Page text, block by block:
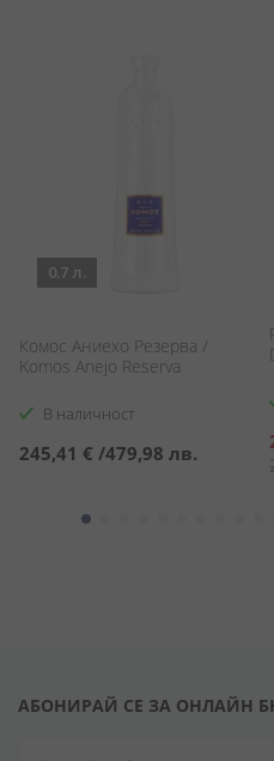
0.7 л.
Комос Аниехо Резерва /
Komos Anejo Reserva
В наличност
245,41 € /479,98 лв.
АБОНИРАЙ СЕ ЗА ОНЛАЙН